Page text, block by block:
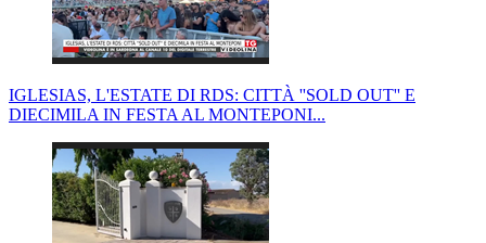
IGLESIAS, L'ESTATE DI RDS: CITTÀ ''SOLD OUT'' E
DIECIMILA IN FESTA AL MONTEPONI...